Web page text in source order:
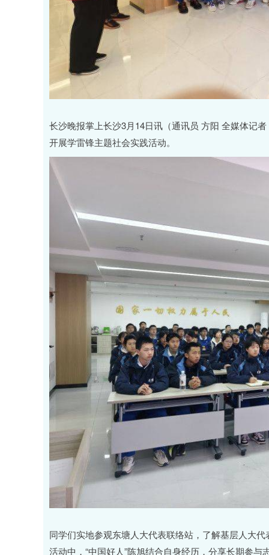
长沙晚报掌上长沙3月14日讯（通讯员 方阳 全媒体记
开展学雷锋主题社会实践活动。
同学们实地参观东塘人大代表联络站，了解基层人大
活动中，“中国好人”陈旭结合自身经历，分享长期参